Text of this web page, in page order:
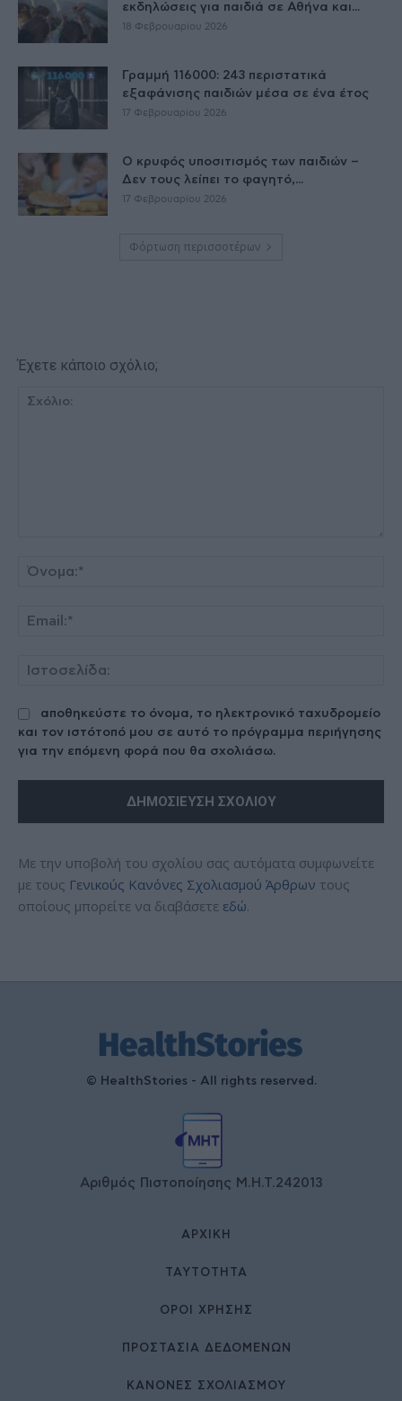
εκδηλώσεις για παιδιά σε Αθήνα και...
18 Φεβρουαρίου 2026
Γραμμή 116000: 243 περιστατικά
εξαφάνισης παιδιών μέσα σε ένα έτος
17 Φεβρουαρίου 2026
Ο κρυφός υποσιτισμός των παιδιών –
Δεν τους λείπει το φαγητό,...
17 Φεβρουαρίου 2026
Φόρτωση περισσοτέρων
Έχετε κάποιο σχόλιο;
αποθηκεύστε το όνομα, το ηλεκτρονικό ταχυδρομείο
και τον ιστότοπό μου σε αυτό το πρόγραμμα περιήγησης
για την επόμενη φορά που θα σχολιάσω.
Με την υποβολή του σχολίου σας αυτόματα συμφωνείτε
με τους Γενικούς Κανόνες Σχολιασμού Άρθρων τους
οποίους μπορείτε να διαβάσετε εδώ.
© HealthStories - All rights reserved.
Αριθμός Πιστοποίησης Μ.Η.Τ.242013
ΑΡΧΙΚΉ
ΤΑΥΤΌΤΗΤΑ
ΌΡΟΙ ΧΡΉΣΗΣ
ΠΡΟΣΤΑΣΙΑ ΔΕΔΟΜΕΝΩΝ
ΚΑΝΟΝΕΣ ΣΧΟΛΙΑΣΜΟΥ